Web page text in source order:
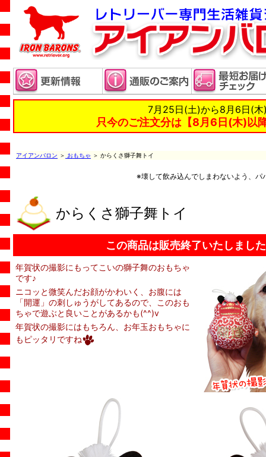
7月25日(土)から8月6日(木
只今のご注文分は【8月6日(木)以
アイアンバロン ＞ おもちゃ ＞ からくさ獅子舞トイ
※壊して飲み込んでしまわないよう、パ
からくさ獅子舞トイ
この商品は販売終了いたしまし
年賀状の撮影にもってこいの獅子舞のおもちゃ
です♪
ニコッと微笑んだお顔がかわいく、お腹には
「開運」の刺しゅうがしてあるので、このおも
ちゃで遊ぶと良いことがあるかも(^^)v
年賀状の撮影にはもちろん、お年玉おもちゃに
もピッタリですね